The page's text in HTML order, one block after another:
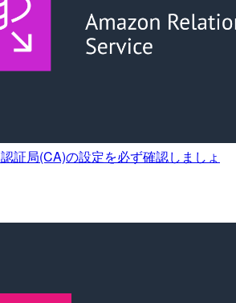
証局(CA)の設定を必ず確認しましょ